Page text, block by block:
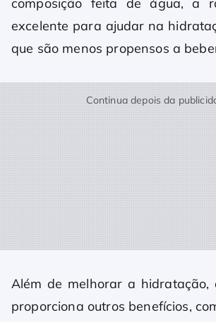
composição feita de água, a
excelente para ajudar na
que são menos propensos a
Continua depois da
Além de melhorar a hidratação,
proporciona outros benefícios,